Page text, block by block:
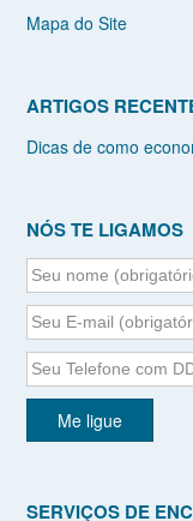
Mapa do Site
ARTIGOS
Dicas de como
NÓS TE LIGAMOS
SERVIÇOS DE